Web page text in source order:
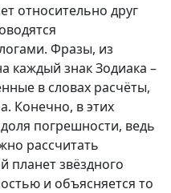
относительно друг
Фразы, из
каждый знак Зодиака –
в словах расчёты,
Конечно, в этих
погрешности, ведь
рассчитать
планет звёздного
и объясняется то